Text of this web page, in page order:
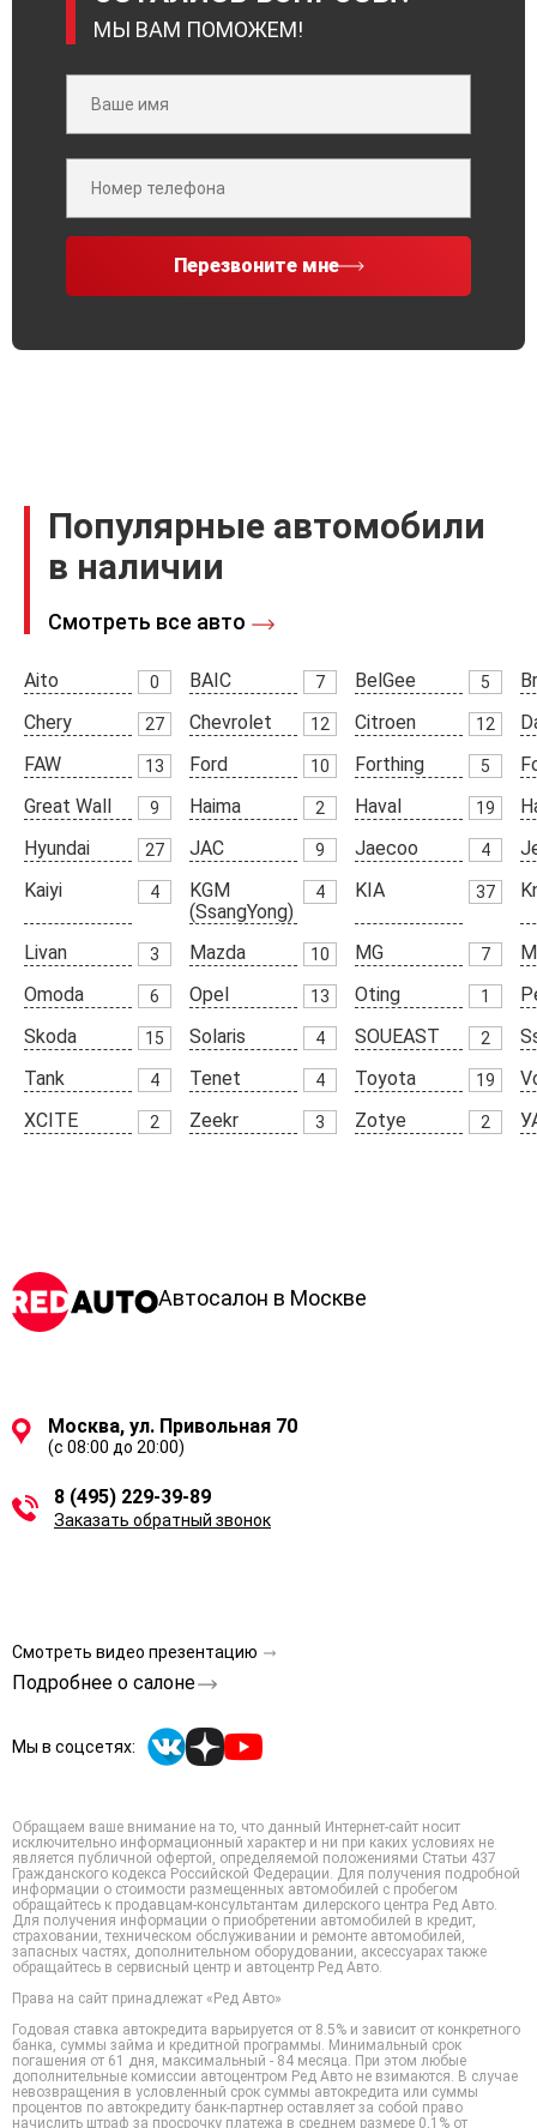
МЫ ВАМ ПОМОЖЕМ!
Перезвоните мне
Популярные автомобили
в наличии
Смотреть все авто
Aito 0 BAIC 7 BelGee 5
Chery
27 Chevrolet 12 Citroen 12
FAW
13 Ford 10 Forthing 5
Great Wall
9 Haima 2 Haval 19
Hyundai
27 JAC 9 Jaecoo 4
Kaiyi
4
KGM
(SsangYong)
4 KIA 37
Livan 3 Mazda 10 MG 7
Omoda
6 Opel 13 Oting 1
Skoda
15 Solaris 4 SOUEAST 2
Tank
4 Tenet 4 Toyota 19
XCITE
2 Zeekr 3 Zotye 2
Автосалон в Москве
Москва, ул. Привольная 70
(с 08:00 до 20:00)
8 (495) 229-39-89
Заказать обратный звонок
Смотреть видео презентацию
Подробнее о салоне
Мы в соцсетях:
Обращаем ваше внимание на то, что данный Интернет-сайт носит
исключительно информационный характер и ни при каких условиях не
является публичной офертой, определяемой положениями Статьи 437
Гражданского кодекса Российской Федерации. Для получения подробной
информации о стоимости размещенных автомобилей с пробегом
обращайтесь к продавцам-консультантам дилерского центра Ред Авто.
Для получения информации о приобретении автомобилей в кредит,
страховании, техническом обслуживании и ремонте автомобилей,
запасных частях, дополнительном оборудовании, аксессуарах также
обращайтесь в сервисный центр и автоцентр Ред Авто.
Права на сайт принадлежат «Ред Авто»
Годовая ставка автокредита варьируется от 8.5% и зависит от конкретного
банка, суммы займа и кредитной программы. Минимальный срок
погашения от 61 дня, максимальный - 84 месяца. При этом любые
дополнительные комиссии автоцентром Ред Авто не взимаются. В случае
невозвращения в условленный срок суммы автокредита или суммы
процентов по автокредиту банк-партнер оставляет за собой право
начислить штраф за просрочку платежа в среднем размере 0,1% от